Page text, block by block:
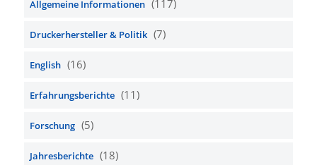
Allgemeine Informationen (117)
Druckerhersteller & Politik (7)
English (16)
Erfahrungsberichte (11)
Forschung (5)
Jahresberichte (18)